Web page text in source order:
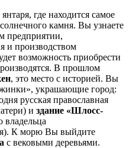
где находится самое
камня. Вы узнаете
предприятии,
и производством
возможность приобрести
В прошлом
, это место с историей. Вы
украшающие город:
русская православная
и здание «Шлосс-
владельца
К морю Вы выйдите
с вековыми деревьями.